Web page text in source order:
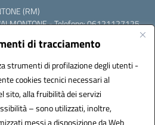
di tracciamento
strumenti di profilazione degli utenti -
cookies tecnici necessari al
sito, alla fruibilità dei servizi
– sono utilizzati, inoltre,
messi a disposizione da Web
(RM)
- Telefono: 06121127125
"P.L. NERVI" SEGNI - Telefono:
- PEC: RMIS099002@pec.istruzione.it